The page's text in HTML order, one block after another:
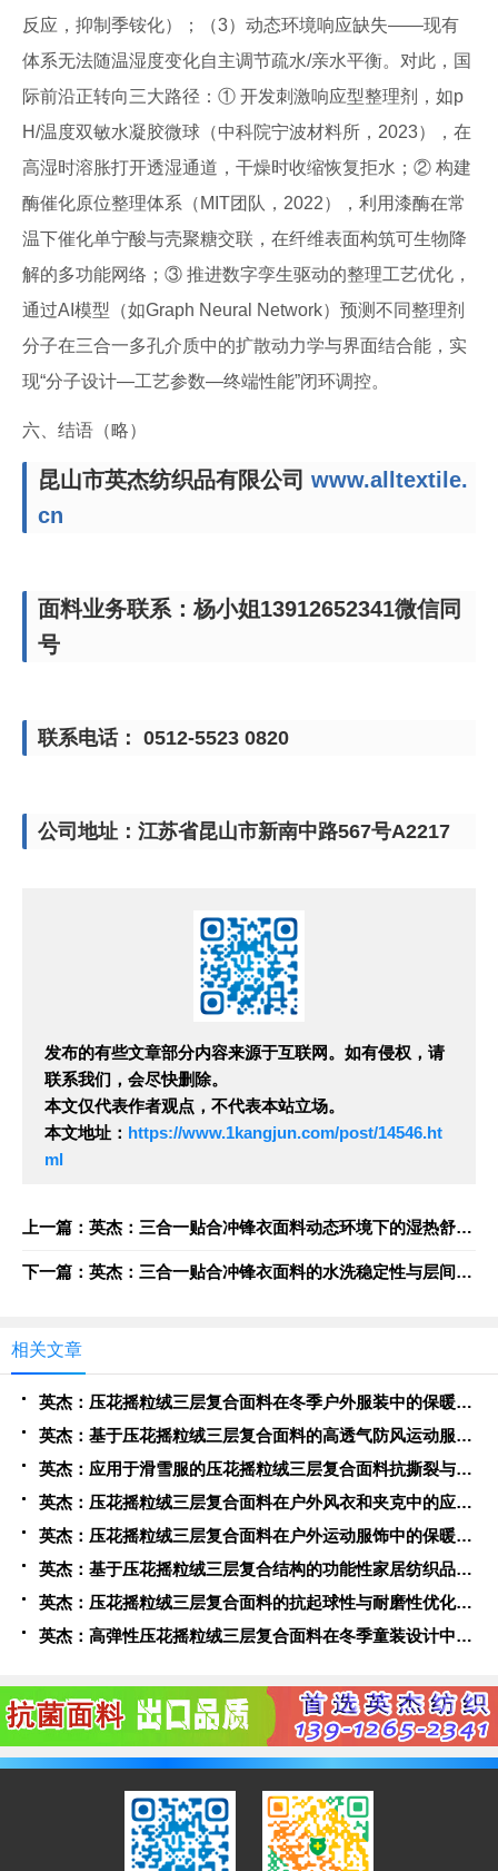
反应，抑制季铵化）；（3）动态环境响应缺失——现有
体系无法随温湿度变化自主调节疏水/亲水平衡。对此，国
际前沿正转向三大路径：① 开发刺激响应型整理剂，如p
H/温度双敏水凝胶微球（中科院宁波材料所，2023），在
高湿时溶胀打开透湿通道，干燥时收缩恢复拒水；② 构建
酶催化原位整理体系（MIT团队，2022），利用漆酶在常
温下催化单宁酸与壳聚糖交联，在纤维表面构筑可生物降
解的多功能网络；③ 推进数字孪生驱动的整理工艺优化，
通过AI模型（如Graph Neural Network）预测不同整理剂
分子在三合一多孔介质中的扩散动力学与界面结合能，实
现“分子设计—工艺参数—终端性能”闭环调控。
六、结语（略）
昆山市英杰纺织品有限公司 www.alltextile.
cn
面料业务联系：杨小姐13912652341微信同
号
联系电话： 0512-5523 0820
公司地址：江苏省昆山市新南中路567号A2217
发布的有些文章部分内容来源于互联网。如有侵权，请
联系我们，会尽快删除。
本文仅代表作者观点，不代表本站立场。
本文地址： https://www.1kangjun.com/post/14546.ht
ml
上一篇：英杰：三合一贴合冲锋衣面料动态环境下的湿热舒适性测试方法
下一篇：英杰：三合一贴合冲锋衣面料的水洗稳定性与层间剥离强度评估
相关文章
英杰：压花摇粒绒三层复合面料在冬季户外服装中的保暖性能优化研究
英杰：基于压花摇粒绒三层复合面料的高透气防风运动服饰开发
英杰：应用于滑雪服的压花摇粒绒三层复合面料抗撕裂与耐磨性提升技术
英杰：压花摇粒绒三层复合面料在户外风衣和夹克中的应用与性能
英杰：压花摇粒绒三层复合面料在户外运动服饰中的保暖与透气性能研究
英杰：基于压花摇粒绒三层复合结构的功能性家居纺织品开发与应用
英杰：压花摇粒绒三层复合面料的抗起球性与耐磨性优化技术分析
英杰：高弹性压花摇粒绒三层复合面料在冬季童装设计中的应用实践